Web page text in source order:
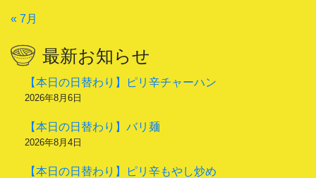
« 7月
最新お知らせ
【本日の日替わり】ピリ辛チャーハン
2026年8月6日
【本日の日替わり】バリ麺
2026年8月4日
【本日の日替わり】ピリ辛もやし炒め